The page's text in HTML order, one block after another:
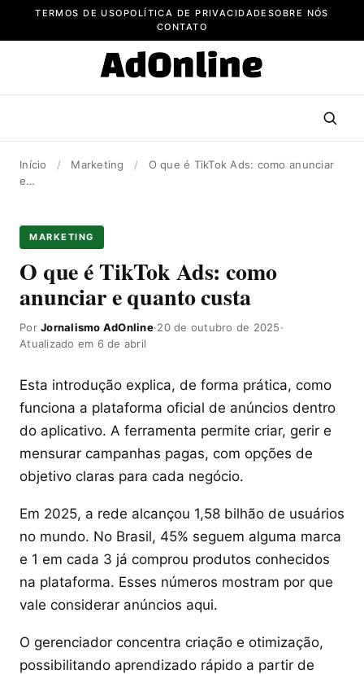
TERMOS DE USOPOLÍTICA DE PRIVACIDADE SOBRE NÓS
CONTATO
Início / Marketing /
O que é TikTok Ads: como anunciar
e…
MARKETING
O que é TikTok Ads: como
anunciar e quanto custa
PorJornalismo AdOnline·20 de outubro de 2025·
Atualizado em 6 de abril
Esta introdução explica, de forma prática, como
funciona a plataforma oficial de anúncios dentro
do aplicativo. A ferramenta permite criar, gerir e
mensurar campanhas pagas, com opções de
objetivo claras para cada negócio.
Em 2025, a rede alcançou 1,58 bilhão de usuários
no mundo. No Brasil, 45% seguem alguma marca
e 1 em cada 3 já comprou produtos conhecidos
na plataforma. Esses números mostram por que
vale considerar anúncios aqui.
O gerenciador concentra criação e otimização,
possibilitando aprendizado rápido a partir de